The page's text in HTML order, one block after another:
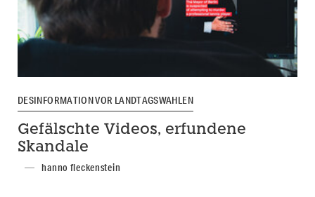
DESINFORMATION VOR LANDTAGSWAHLEN
Gefälschte Videos, erfundene
Skandale
hanno fleckenstein